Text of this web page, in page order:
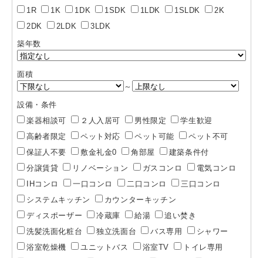
1R
1K 1DK 1SDK 1LDK 1SLDK
2K
2DK
2LDK
3LDK
築年数
面積
～
設備・条件
楽器相談可
２人入居可 男性限定
学生歓迎
高齢者限定
ペット対応 ペット可能
ペット不可
保証人不要
敷金礼金0 角部屋
建築条件付
分譲賃貸
リノベーション ガスコンロ
電気コンロ
IHコンロ
一口コンロ 二口コンロ
三口コンロ
システムキッチン
カウンターキッチン
ディスポーザー
冷蔵庫 給湯
追い焚き
洗髪洗面化粧台
独立洗面台 バス専用
シャワー
浴室乾燥機
ユニットバス 浴室TV
トイレ専用